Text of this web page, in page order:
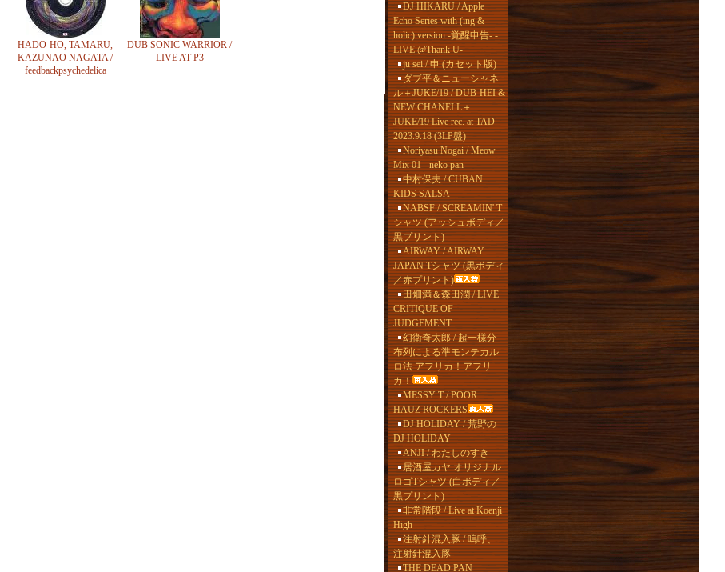
HADO-HO, TAMARU,
KAZUNAO NAGATA /
feedbackpsychedelica
DUB SONIC WARRIOR /
LIVE AT P3
DJ HIKARU / Apple
Echo Series with (ing &
holic) version -覚醒申告- -
LIVE @Thank U-
ju sei / 申 (カセット版)
ダブ平＆ニューシャネ
ル＋JUKE/19 / DUB-HEI &
NEW CHANELL＋
JUKE/19 Live rec. at TAD
2023.9.18 (3LP盤)
Noriyasu Nogai / Meow
Mix 01 - neko pan
中村保夫 / CUBAN
KIDS SALSA
NABSF / SCREAMIN' T
シャツ (アッシュボディ／
黒プリント)
AIRWAY / AIRWAY
JAPAN Tシャツ (黒ボディ
／赤プリント)
田畑満＆森田潤 / LIVE
CRITIQUE OF
JUDGEMENT
幻衛奇太郎 / 超一様分
布列による準モンテカル
ロ法 アフリカ！アフリ
カ！
MESSY T / POOR
HAUZ ROCKERS
DJ HOLIDAY / 荒野の
DJ HOLIDAY
ANJI / わたしのすき
居酒屋カヤ オリジナル
ロゴTシャツ (白ボディ／
黒プリント)
非常階段 / Live at Koenji
High
注射針混入豚 / 嗚呼、
注射針混入豚
THE DEAD PAN